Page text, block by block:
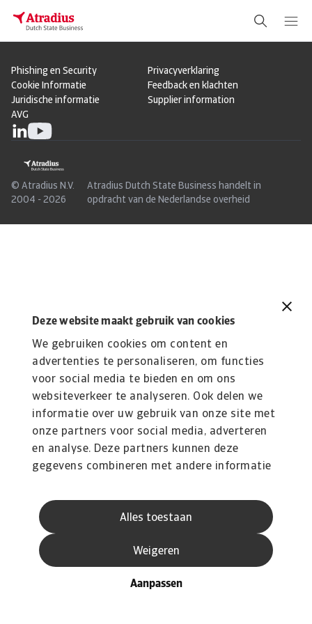
Deze website maakt gebruik van cookies
We gebruiken cookies om content en
advertenties te personaliseren, om functies
voor social media te bieden en om ons
websiteverkeer te analyseren. Ook delen we
informatie over uw gebruik van onze site met
onze partners voor social media, adverteren
en analyse. Deze partners kunnen deze
gegevens combineren met andere informatie
verzameld op basis van uw gebruik van hun
services.
Alles toestaan
Aanpassen
Weigeren
Phishing en Security
Privacyverklaring
Cookie Informatie
Feedback en klachten
Juridische informatie
Supplier information
AVG
© Atradius N.V.
2004 - 2026
Atradius Dutch State Business handelt in
opdracht van de Nederlandse overheid